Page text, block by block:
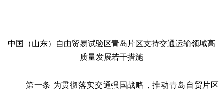
中国（山东）自由贸易试验区青岛片区支持交通运输领域高
质量发展若干措施
第一条 为贯彻落实交通强国战略，推动青岛自贸片区